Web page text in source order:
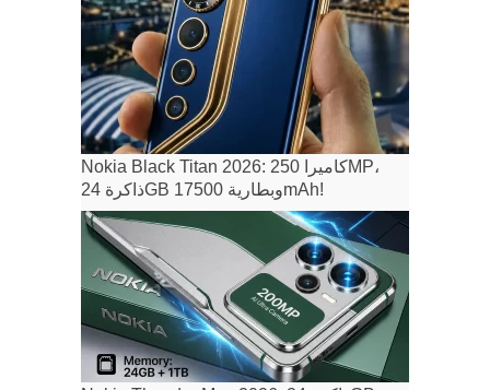
Nokia Black Titan 2026: كاميرا 250MP،
ذاكرة 24GB وبطارية 17500mAh!